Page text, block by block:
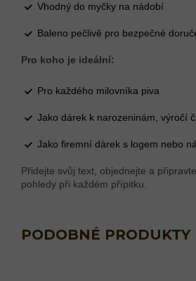
Vhodný do myčky na nádobí
Baleno pečlivě pro bezpečné
Pro koho je ideální:
Pro každého milovníka piva
Jako dárek k narozeninám, výročí
Jako firemní dárek s logem nebo
Přidejte svůj text, objednejte a
pohledy při každém přípitku.